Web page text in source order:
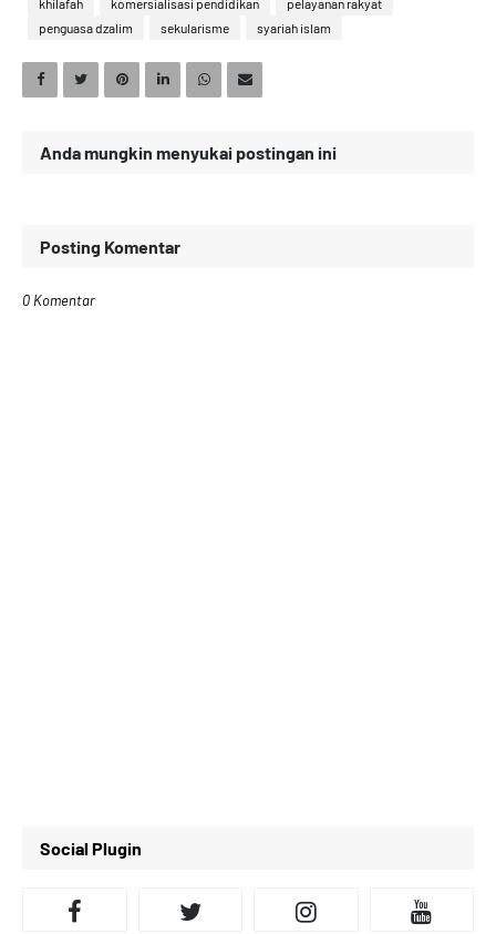
khilafah komersialisasi pendidikan
pelayanan rakyat
penguasa dzalim
sekularisme syariah islam
Anda mungkin menyukai postingan ini
Posting Komentar
0 Komentar
Social Plugin